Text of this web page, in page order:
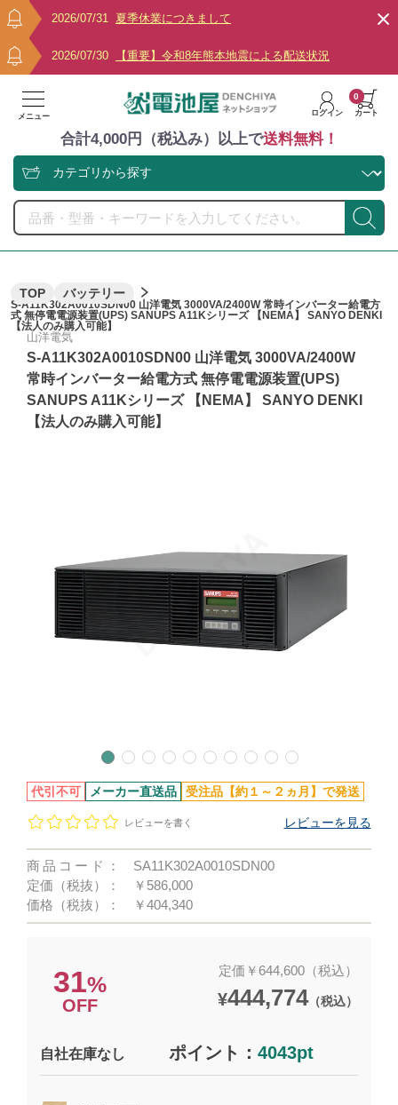
2026/07/31 夏季休業につきまして
2026/07/30 【重要】令和8年熊本地震による配送状況
メニュー ログイン カート
0
合計4,000円（税込み）以上で送料無料！
TOP バッテリー
S-A11K302A0010SDN00 山洋電気 3000VA/2400W 常時インバーター給電方
式 無停電電源装置(UPS) SANUPS A11Kシリーズ 【NEMA】 SANYO DENKI
【法人のみ購入可能】
山洋電気
S-A11K302A0010SDN00 山洋電気 3000VA/2400W
常時インバーター給電方式 無停電電源装置(UPS)
SANUPS A11Kシリーズ 【NEMA】 SANYO DENKI
【法人のみ購入可能】
代引不可 メーカー直送品 受注品【約１～２ヵ月】で発送
レビューを書く レビューを見る
商品コード：
SA11K302A0010SDN00
定価（税抜）：
￥586,000
価格（税抜）：
￥404,340
31%
OFF
定価￥644,600（税込）
¥444,774（税込）
自社在庫なし ポイント：4043pt